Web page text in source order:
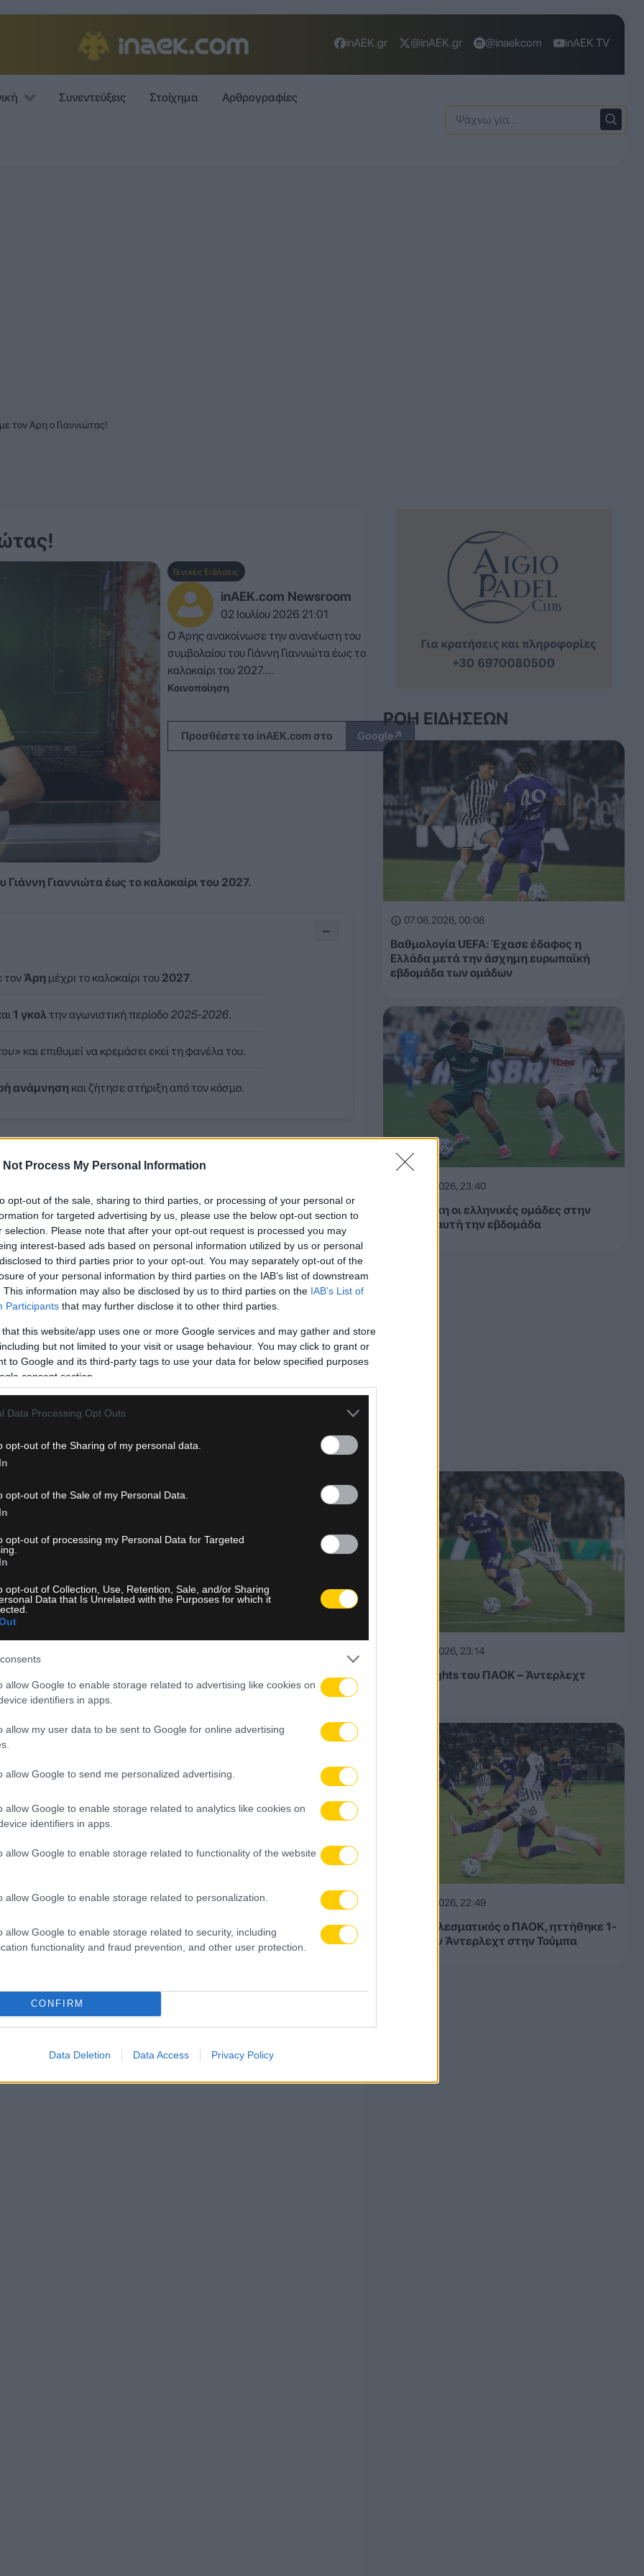
Not Process My Personal Information
opt-out of the sale, sharing to third parties, or processing of your personal or
for targeted advertising by us, please use the below opt-out section to
selection. Please note that after your opt-out request is processed you may
interest-based ads based on personal information utilized by us or personal
to third parties prior to your opt-out. You may separately opt-out of the
of your personal information by third parties on the IAB’s list of downstream
This information may also be disclosed by us to third parties on the IAB’s List of
Participants that may further disclose it to other third parties.
that this website/app uses one or more Google services and may gather and store
but not limited to your visit or usage behaviour. You may click to grant or
to Google and its third-party tags to use your data for below specified purposes
consent section.
Data Processing Opt Outs
opt-out of the Sharing of my personal data.
opt-out of the Sale of my Personal Data.
opt-out of processing my Personal Data for Targeted
opt-out of Collection, Use, Retention, Sale, and/or Sharing
Data that Is Unrelated with the Purposes for which it
allow Google to enable storage related to advertising like cookies on
identifiers in apps.
allow my user data to be sent to Google for online advertising
allow Google to send me personalized advertising.
allow Google to enable storage related to analytics like cookies on
identifiers in apps.
allow Google to enable storage related to functionality of the website
allow Google to enable storage related to personalization.
allow Google to enable storage related to security, including
functionality and fraud prevention, and other user protection.
CONFIRM
Data Deletion Data Access Privacy Policy
inAEK.gr @inAEK.gr @inaekcom inAEK TV
Συνεντεύξεις Στοίχημα Αρθρογραφίες
τον Άρη ο Γιαννιώτας!
Γενικές Ειδήσεις
inAEK.com Newsroom
02 Ιουλίου 2026 21:01
Ο Άρης ανακοίνωσε την ανανέωση του
συμβολαίου του Γιάννη Γιαννιώτα έως το
καλοκαίρι του 2027....
Κοινοποίηση
Προσθέστε το inAEK.com στο Google↗
Γιαννιώτα έως το καλοκαίρι του 2027.
−
τον Άρημέχρι το καλοκαίρι του 2027.
1 γκολτην αγωνιστική περίοδο 2025-2026.
και επιθυμεί να κρεμάσει εκεί τη φανέλα του.
ανάμνησηκαι ζήτησε στήριξη από τον κόσμο.
έκρυψε την ικανοποίησή του για την παραμονή του στον Άρη,
να ολοκληρώσει εκεί την ποδοσφαιρική του καριέρα.
με τον Γιάννη Γιαννιώτα.
1993 στο Νεοχώρι Χαλκιδικής) υπέγραψε σήμερα το νέο του
28 συμμετοχές, 5 ασίστ και 1 γκολ σε όλες τις διοργανώσεις
Γιαννιώτας, δήλωσε στην επίσημη ιστοσελίδα της ομάδας
για έναν ακόμη χρόνο. Εδώ είναι το σπίτι μου κι εδώ θέλω να
καλά ποιες είναι οι υποχρεώσεις μας τη νέα σεζόν.
μαζί να αναλάβουμε τις ευθύνες μας και να επανορθώσουμε στο
πάντα και θα τον ανταμείψουμε».
ευρωπαϊκή εβδομάδα των ομάδων
εβδομάδα
στην Τούμπα
ΡΟΉ ΕΙΔΉΣΕΩΝ
07.08.2026, 00:08
Βαθμολογία UEFA: Έχασε έδαφος η
Ελλάδα μετά την άσχημη ευρωπαϊκή
εβδομάδα των ομάδων
06.08.2026, 23:40
Δίχως νίκη οι ελληνικές ομάδες στην
Ευρώπη αυτή την εβδομάδα
06.08.2026, 23:14
Τα highlights του ΠΑΟΚ – Άντερλεχτ
06.08.2026, 22:49
Αναποτελεσματικός ο ΠΑΟΚ, ηττήθηκε 1-
0 από την Άντερλεχτ στην Τούμπα